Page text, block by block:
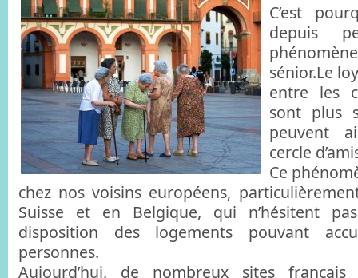
C’est
depuis
sénior.Le
entre les
sont plus
peuvent
cercle
Ce
chez nos voisins européens,
Suisse et en Belgique, qui n’hésitent
disposition des logements pouvant
personnes.
Aujourd’hui, de nombreux sites